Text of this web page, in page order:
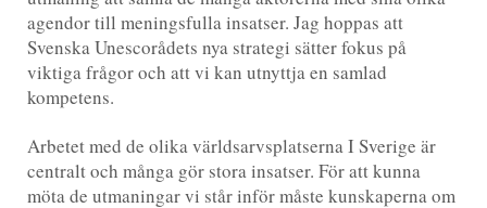
agendor till meningsfulla insatser. Jag hoppas att
Svenska Unescorådets nya strategi sätter fokus på
viktiga frågor och att vi kan utnyttja en samlad
kompetens.
Arbetet med de olika världsarvsplatserna I Sverige är
centralt och många gör stora insatser. För att kunna
möta de utmaningar vi står inför måste kunskaperna om